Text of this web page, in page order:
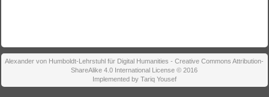
Alexander von Humboldt-Lehrstuhl für Digital Humanities - Creative Commons Attribution-
ShareAlike 4.0 International License © 2016
Implemented by Tariq Yousef